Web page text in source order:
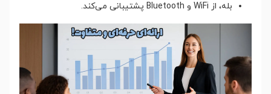
بله، از WiFi و Bluetooth پشتیبانی می‌کند.